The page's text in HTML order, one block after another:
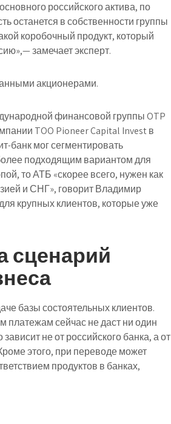
российского актива, по
останется в собственности группы
коробочный продукт, который
замечает эксперт.
акционерами.
финансовой группы OTP
TOO Pioneer Capital Invest в
банк мог сегментировать
подходящим вариантом для
то АТБ «скорее всего, нужен как
и СНГ», говорит Владимир
крупных клиентов, которые уже
сценарий
базы состоятельных клиентов.
сейчас не даст ни один
не от российского банка, а от
этого, при переводе может
продуктов в банках,